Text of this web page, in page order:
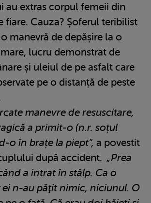
au extras corpul femeii din
fiare. Cauza? Șoferul teribilist
manevră de depășire la o
lucru demonstrat de
și uleiul de pe asfalt care
pe o distanță de peste
manevre de resuscitare,
a primit-o (n.r. soțul
o în brațe la piept”, a povestit
după accident. „Prea
a intrat în stâlp. Ca o
ei n-au păţit nimic, niciunul. O